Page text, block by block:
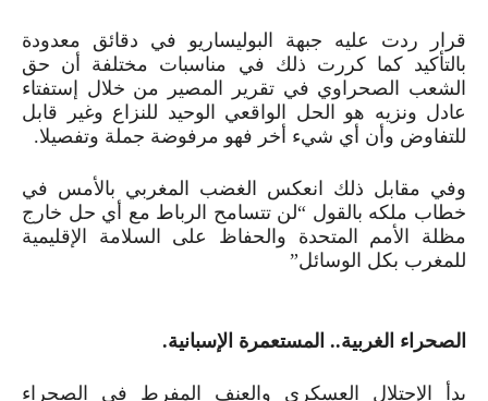
قرار ردت عليه جبهة البوليساريو في دقائق معدودة
بالتأكيد كما كررت ذلك في مناسبات مختلفة أن حق
الشعب الصحراوي في تقرير المصير من خلال إستفتاء
عادل ونزيه هو الحل الواقعي الوحيد للنزاع وغير قابل
للتفاوض وأن أي شيء أخر فهو مرفوضة جملة وتفصيلا.
وفي مقابل ذلك انعكس الغضب المغربي بالأمس في
خطاب ملكه بالقول “لن تتسامح الرباط مع أي حل خارج
مظلة الأمم المتحدة والحفاظ على السلامة الإقليمية
للمغرب بكل الوسائل”
الصحراء الغربية.. المستعمرة الإسبانية.
بدأ الإحتلال العسكري والعنف المفرط في الصحراء